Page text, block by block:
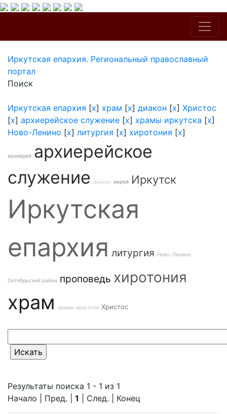
Иркутская епархия. Региональный православный
портал
Поиск
Иркутская епархия [x] храм [x] диакон [x] Христос
[x] архиерейское служение [x] храмы иркутска [x]
Ново-Ленино [x] литургия [x] хиротония [x]
архиерей архиерейское
служение
диакон иерей Иркутск
Иркутская
епархия литургия Ново-Ленино
Октябрьский район проповедь хиротония
храм храмы иркутска Христос
Результаты поиска 1 - 1 из 1
Начало | Пред. | 1 | След. | Конец